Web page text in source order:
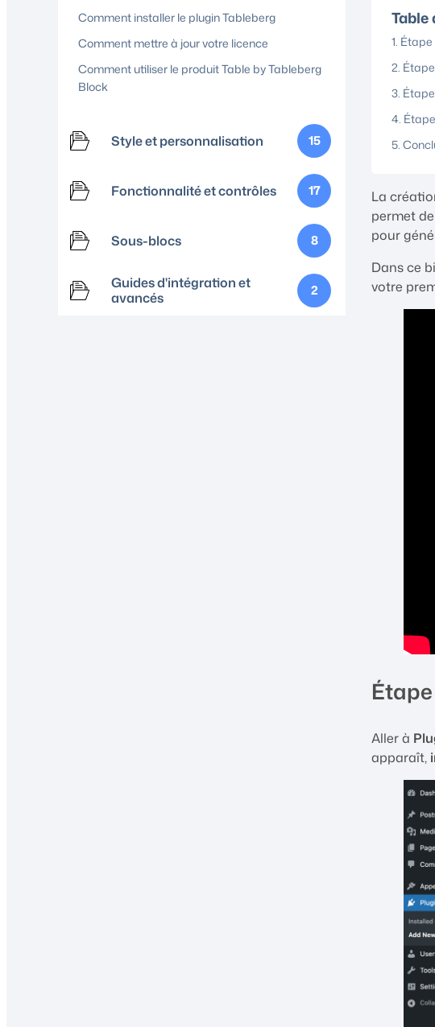
Comment installer le plugin Tableberg
Comment mettre à jour votre licence
Comment utiliser le produit Table by Tableberg
Block
Style et personnalisation 15
Fonctionnalité et contrôles 17
Sous-blocs 8
Guides d'intégration et
avancés
2
Table
Étape
La
permet
pour
Dans ce
votre
Aller à
apparaît,